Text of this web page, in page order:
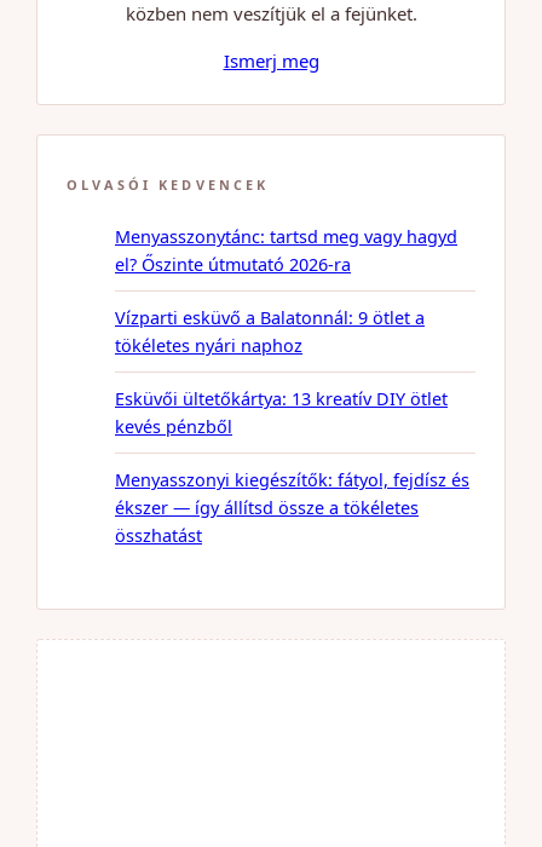
közben nem veszítjük el a fejünket.
Ismerj meg
OLVASÓI KEDVENCEK
Menyasszonytánc: tartsd meg vagy hagyd
el? Őszinte útmutató 2026-ra
Vízparti esküvő a Balatonnál: 9 ötlet a
tökéletes nyári naphoz
Esküvői ültetőkártya: 13 kreatív DIY ötlet
kevés pénzből
Menyasszonyi kiegészítők: fátyol, fejdísz és
ékszer — így állítsd össze a tökéletes
összhatást